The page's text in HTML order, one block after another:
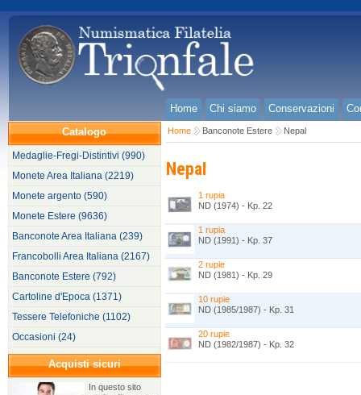
Home Chi siamo Conservazioni
Catalogo
Medaglie-Fregi-Distintivi (990)
Monete Area Italiana (2219)
Monete argento (590)
Monete Estere (9636)
Banconote Area Italiana (239)
Francobolli Area Italiana (2167)
Banconote Estere (792)
Cartoline d'Epoca (1371)
Tessere Telefoniche (1102)
Occasioni (24)
Acquisti sicuri
In questo sito
Home Banconote Estere Nepal
Nepal
1 rupia
ND (1974) - Kp. 22
1 rupia
ND (1991) - Kp. 37
2 rupie
ND (1981) - Kp. 29
10 rupie
ND (1985/1987) - Kp. 31
20 rupie
ND (1982/1987) - Kp. 32